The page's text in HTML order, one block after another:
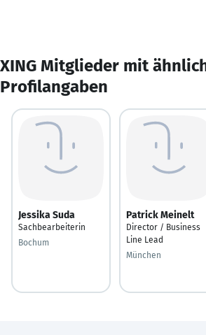
XING Mitglieder mit
Profilangaben
Jessika Suda
Sachbearbeiterin
Bochum
Patrick Meinelt
Director / Business
Line Lead
München